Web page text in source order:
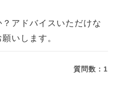
アドバイスいただけな
いします。
質問数： 1